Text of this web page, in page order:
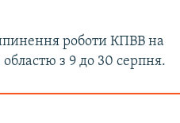
роботи КПВВ на
з 9 до 30 серпня.